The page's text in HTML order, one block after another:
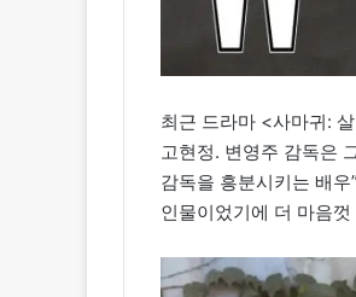
최근 드라마 <사마귀:
고현정. 변영주 감독은
감독을 흥분시키는 배우
인물이었기에 더 마음